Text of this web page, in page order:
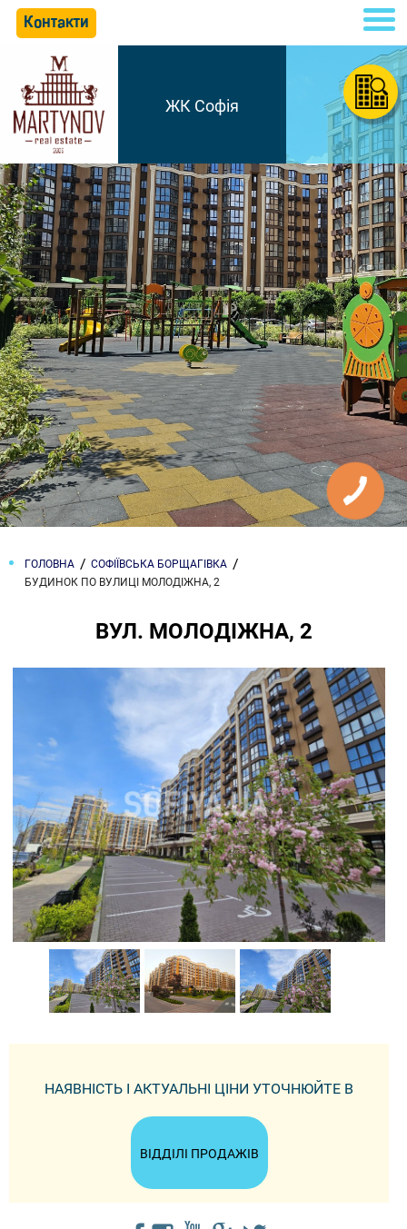
Контакти
ЖК Софія
ГОЛОВНА
СОФІЇВСЬКА БОРЩАГІВКА
БУДИНОК ПО ВУЛИЦІ МОЛОДІЖНА, 2
ВУЛ. МОЛОДІЖНА, 2
НАЯВНІСТЬ І АКТУАЛЬНІ ЦІНИ УТОЧНЮЙТЕ В
ВІДДІЛІ ПРОДАЖІВ